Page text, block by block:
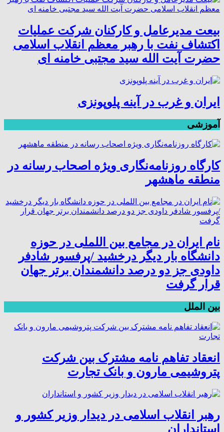
بیعت مدیرعامل و کارکنان شرکت عملیات
اکتشاف نفت با رهبر معظم انقلاب اسلامی
حضرت آیت الله سید مجتبی خامنه ای
ایران و غرب در آینه پلوپونزی
آموزشی
کارگاه روزنامه‌نگاری ویژه اصحاب رسانه در
منطقه ماهشهر
نام ایران در مجامع بین اللملی در حوزه
دانشگاه بار دیگر درخشید /پرفسور شادفر
داودی جز دو درصد دانشمندان برتر جهان
قرار گرفت
بین الملل
انعقاد تفاهم نامه مشترک بین شرکت
پتروشیمی مارون و بانک تجارت
رهبر انقلاب اسلامی در دیدار وزیر کشور و
استانداران